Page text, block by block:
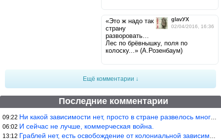
glavУХ
02/04/2016, 16:36
«Это ж надо так
страну
разворовать…
Лес по брёвнышку, поля по
колоску...» (А.Розенбаум)
Ещё комментарии ↓
Последние комментарии
09:22 Ни какой зависимости нет, просто в стране развелось много ипанут
06:02 И сейчас не лучше, коммерческая война.
13:12 Граблей нет, есть освобождение от колониальной зависимости, это